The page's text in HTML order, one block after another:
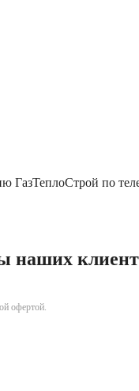
ГазТеплоСтрой по
наших
офертой.